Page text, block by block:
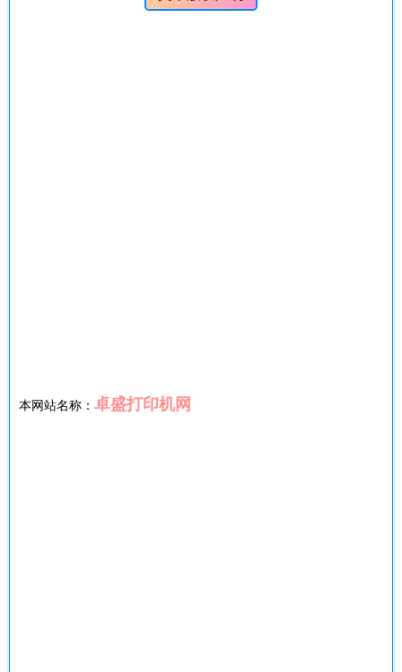
本网站名称： 卓盛打印机网